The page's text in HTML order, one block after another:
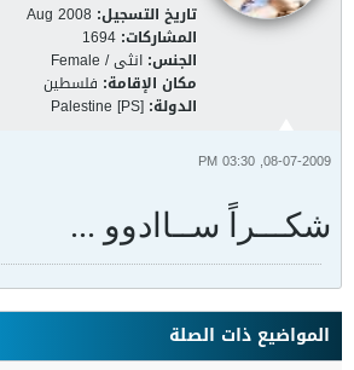
تاريخ التسجيل: Aug 2008
المشاركات: 1694
الجنس: انثى / Female
مكان الإقامة: فلسطين
الدولة: Palestine [PS]
08-07-2009, 03:30 PM
شكـــراً ســاادوو ...
المواضيع ذات الصلة